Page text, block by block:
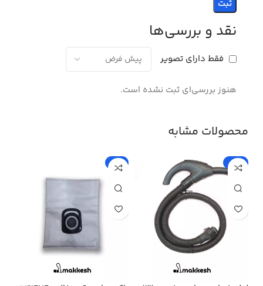
نقد و بررسی‌ها
فقط دارای تصویر
هنوز بررسی‌ای ثبت نشده است.
محصولات مشابه
-15%
-5%